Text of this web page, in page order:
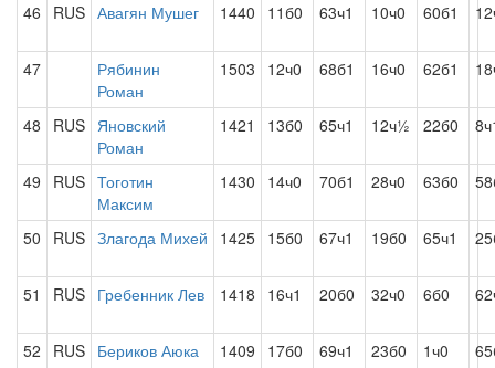
46 RUS Авагян Мушег 1440 11б0 63ч1 10ч0 60б1
47
Рябинин
Роман
1503 12ч0 68б1 16ч0 62б1
48 RUS Яновский
Роман
1421 13б0 65ч1 12ч½ 22б0
49 RUS Тоготин
Максим
1430 14ч0 70б1 28ч0 63б0
50 RUS Злагода Михей 1425 15б0 67ч1 19б0 65ч1
51 RUS Гребенник Лев 1418 16ч1 20б0 32ч0 6б0
52 RUS Бериков Аюка 1409 17б0 69ч1 23б0 1ч0